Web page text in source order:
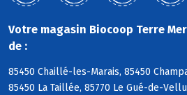
Votre magasin Biocoop Terre
de :
85450 Chaillé-les-Marais, 85450
85450 La Taillée, 85770 Le Gué-de-